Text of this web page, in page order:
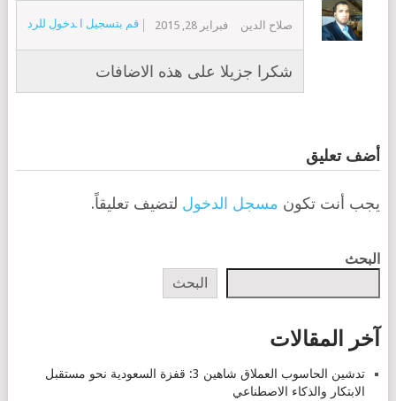
صلاح الدين فبراير 28, 2015 قم بتسجيل الدخول للرد
شكرا جزيلا على هذه الاضافات
أضف تعليق
يجب أنت تكون مسجل الدخول لتضيف تعليقاً.
البحث
البحث
آخر المقالات
تدشين الحاسوب العملاق شاهين 3: قفزة السعودية نحو مستقبل
الابتكار والذكاء الاصطناعي